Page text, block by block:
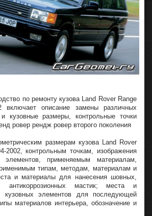
по ремонту кузова Land Rover Range
включает описание замены различных
кузовные размеры, контрольные точки
ровер рендж ровер второго поколения
размерам кузова Land Rover
2002, контрольным точкам, изображения
элементов, применяемым материалам,
типам, методам, материалам и
и материалы для нанесения шовных,
антикоррозионных мастик; места и
кузовных элементов для последующей
материалов интерьера, обозначение и